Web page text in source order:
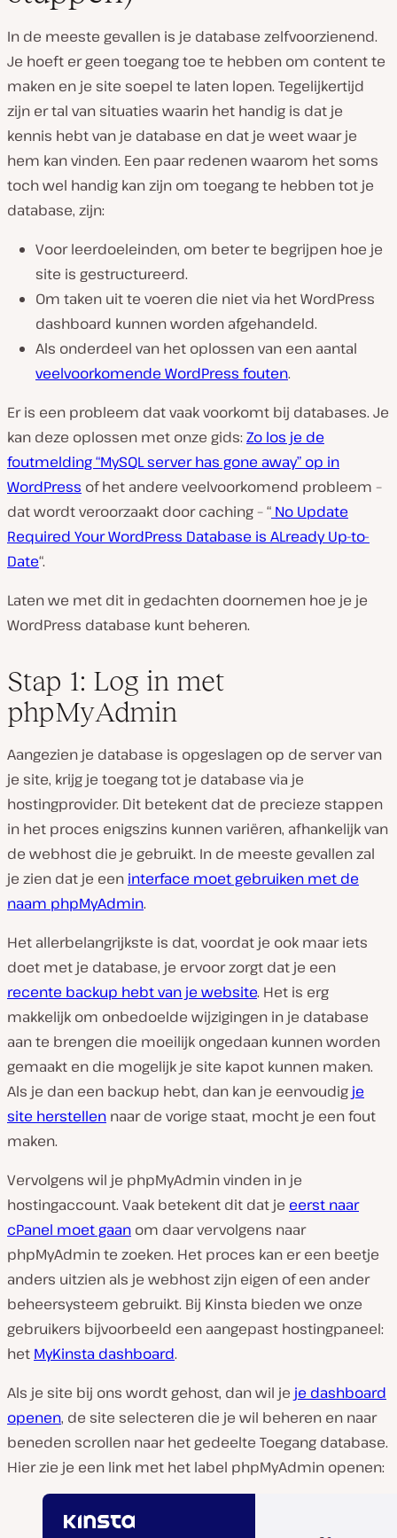
In de meeste gevallen is je database zelfvoorzienend.
Je hoeft er geen toegang toe te hebben om content te
maken en je site soepel te laten lopen. Tegelijkertijd
zijn er tal van situaties waarin het handig is dat je
kennis hebt van je database en dat je weet waar je
hem kan vinden. Een paar redenen waarom het soms
toch wel handig kan zijn om toegang te hebben tot je
database, zijn:
Voor leerdoeleinden, om beter te begrijpen hoe je
site is gestructureerd.
Om taken uit te voeren die niet via het WordPress
dashboard kunnen worden afgehandeld.
Als onderdeel van het oplossen van een aantal
veelvoorkomende WordPress fouten.
Er is een probleem dat vaak voorkomt bij databases. Je
kan deze oplossen met onze gids: Zo los je de
foutmelding “MySQL server has gone away” op in
WordPress of het andere veelvoorkomend probleem –
dat wordt veroorzaakt door caching – “ No Update
Required Your WordPress Database is ALready Up-to-
Date“.
Laten we met dit in gedachten doornemen hoe je je
WordPress database kunt beheren.
Stap 1: Log in met
phpMyAdmin
Aangezien je database is opgeslagen op de server van
je site, krijg je toegang tot je database via je
hostingprovider. Dit betekent dat de precieze stappen
in het proces enigszins kunnen variëren, afhankelijk van
de webhost die je gebruikt. In de meeste gevallen zal
je zien dat je een interface moet gebruiken met de
naam phpMyAdmin.
Het allerbelangrijkste is dat, voordat je ook maar iets
doet met je database, je ervoor zorgt dat je een
recente backup hebt van je website. Het is erg
makkelijk om onbedoelde wijzigingen in je database
aan te brengen die moeilijk ongedaan kunnen worden
gemaakt en die mogelijk je site kapot kunnen maken.
Als je dan een backup hebt, dan kan je eenvoudig je
site herstellen naar de vorige staat, mocht je een fout
maken.
Vervolgens wil je phpMyAdmin vinden in je
hostingaccount. Vaak betekent dit dat je eerst naar
cPanel moet gaan om daar vervolgens naar
phpMyAdmin te zoeken. Het proces kan er een beetje
anders uitzien als je webhost zijn eigen of een ander
beheersysteem gebruikt. Bij Kinsta bieden we onze
gebruikers bijvoorbeeld een aangepast hostingpaneel:
het MyKinsta dashboard.
Als je site bij ons wordt gehost, dan wil je je dashboard
openen, de site selecteren die je wil beheren en naar
beneden scrollen naar het gedeelte Toegang database.
Hier zie je een link met het label phpMyAdmin openen: